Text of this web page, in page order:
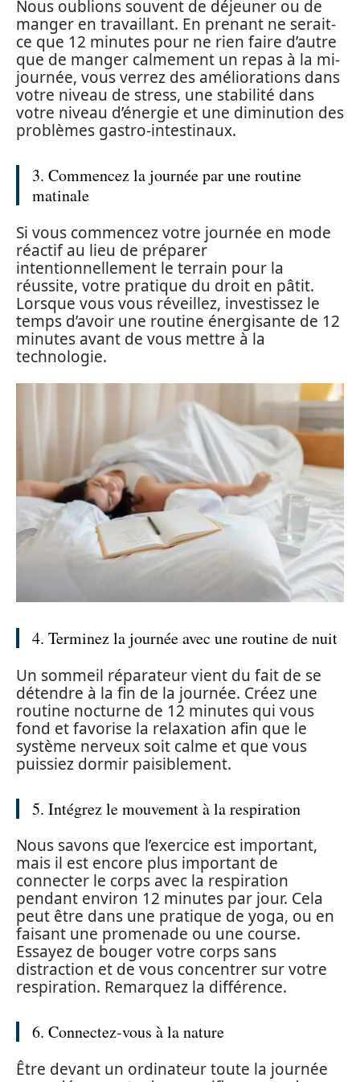
Nous oublions souvent de déjeuner ou de
manger en travaillant. En prenant ne serait-
ce que 12 minutes pour ne rien faire d’autre
que de manger calmement un repas à la mi-
journée, vous verrez des améliorations dans
votre niveau de stress, une stabilité dans
votre niveau d’énergie et une diminution des
problèmes gastro-intestinaux.
3. Commencez la journée par une routine
matinale
Si vous commencez votre journée en mode
réactif au lieu de préparer
intentionnellement le terrain pour la
réussite, votre pratique du droit en pâtit.
Lorsque vous vous réveillez, investissez le
temps d’avoir une routine énergisante de 12
minutes avant de vous mettre à la
technologie.
4. Terminez la journée avec une routine de nuit
Un sommeil réparateur vient du fait de se
détendre à la fin de la journée. Créez une
routine nocturne de 12 minutes qui vous
fond et favorise la relaxation afin que le
système nerveux soit calme et que vous
puissiez dormir paisiblement.
5. Intégrez le mouvement à la respiration
Nous savons que l’exercice est important,
mais il est encore plus important de
connecter le corps avec la respiration
pendant environ 12 minutes par jour. Cela
peut être dans une pratique de yoga, ou en
faisant une promenade ou une course.
Essayez de bouger votre corps sans
distraction et de vous concentrer sur votre
respiration. Remarquez la différence.
6. Connectez-vous à la nature
Être devant un ordinateur toute la journée